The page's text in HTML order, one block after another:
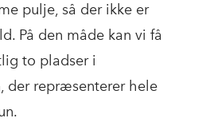
pulje, så der ikke er
På den måde kan vi få
to pladser i
der repræsenterer hele